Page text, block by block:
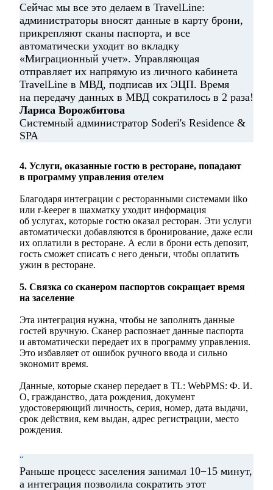
Сейчас мы все это делаем в TravelLine:
администраторы вносят данные в карту брони,
прикрепляют сканы паспорта, и все
автоматически уходит во вкладку
«Миграционный учет». Управляющая
отправляет их напрямую из личного кабинета
TravelLine в МВД, подписав их ЭЦП. Время
на передачу данных в МВД сократилось в 2 раза!
Лариса Ворожбитова
Системный администратор Soderi's Residence &
SPA
4. Услуги, оказанные гостю в ресторане, попадают
в программу управления отелем
Благодаря интеграции с ресторанными системами iiko
или r-keeper в шахматку уходит информация
об услугах, которые гостю оказал ресторан. Эти услуги
автоматически добавляются в бронирование, даже если
их оплатили в ресторане. А если в брони есть депозит,
гость сможет списать с него деньги, чтобы оплатить
ужин в ресторане.
5. Связка со сканером паспортов сокращает время
на заселение
Эта интеграция нужна, чтобы не заполнять данные
гостей вручную. Сканер распознает данные паспорта
и автоматически передает их в программу управления.
Это избавляет от ошибок ручного ввода и сильно
экономит время.
Данные, которые сканер передает в TL: WebPMS: Ф. И.
О, гражданство, дата рождения, документ
удостоверяющий личность, серия, номер, дата выдачи,
срок действия, кем выдан, адрес регистрации, место
рождения.
“
Раньше процесс заселения занимал 10−15 минут,
а интеграция позволила сократить этот